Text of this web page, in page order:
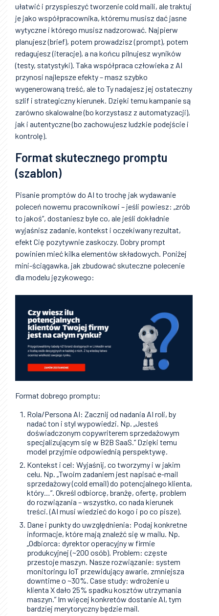
ułatwić i przyspieszyć tworzenie cold maili, ale traktuj
je jako współpracownika, któremu musisz dać jasne
wytyczne i którego musisz nadzorować. Najpierw
planujesz (brief), potem prowadzisz (prompt), potem
redagujesz (iteracje), a na końcu pilnujesz wyników
(testy, statystyki). Taka współpraca człowieka z AI
przynosi najlepsze efekty – masz szybko
wygenerowaną treść, ale to Ty nadajesz jej ostateczny
szlif i strategiczny kierunek. Dzięki temu kampanie są
zarówno skalowalne (bo korzystasz z automatyzacji),
jak i autentyczne (bo zachowujesz ludzkie podejście i
kontrolę).
Format skutecznego promptu
(szablon)
Pisanie promptów do AI to trochę jak wydawanie
poleceń nowemu pracownikowi – jeśli powiesz: „zrób
to jakoś”, dostaniesz byle co, ale jeśli dokładnie
wyjaśnisz zadanie, kontekst i oczekiwany rezultat,
efekt Cię pozytywnie zaskoczy. Dobry prompt
powinien mieć kilka elementów składowych. Poniżej
mini-ściągawka, jak zbudować skuteczne polecenie
dla modelu językowego:
Format dobrego promptu:
Rola/Persona AI: Zacznij od nadania AI roli, by
nadać ton i styl wypowiedzi. Np. „Jesteś
doświadczonym copywriterem sprzedażowym
specjalizującym się w B2B SaaS.” Dzięki temu
model przyjmie odpowiednią perspektywę.
Kontekst i cel: Wyjaśnij, co tworzymy i w jakim
celu. Np. „Twoim zadaniem jest napisać e-mail
sprzedażowy (cold email) do potencjalnego klienta,
który…”. Określ odbiorcę, branżę, ofertę, problem
do rozwiązania – wszystko, co nada kierunek
treści. (AI musi wiedzieć do kogo i po co pisze).
Dane i punkty do uwzględnienia: Podaj konkretne
informacje, które mają znaleźć się w mailu. Np.
„Odbiorca: dyrektor operacyjny w firmie
produkcyjnej (~200 osób). Problem: częste
przestoje maszyn. Nasze rozwiązanie: system
monitoringu IoT przewidujący awarie, zmniejsza
downtime o ~30%. Case study: wdrożenie u
klienta X dało 25% spadku kosztów utrzymania
maszyn.” Im więcej konkretów dostanie AI, tym
bardziej merytoryczny będzie mail.